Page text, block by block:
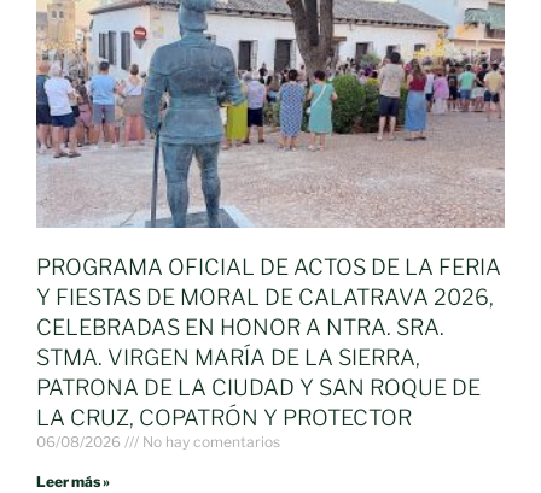
PROGRAMA OFICIAL DE ACTOS DE LA FERIA
Y FIESTAS DE MORAL DE CALATRAVA 2026,
CELEBRADAS EN HONOR A NTRA. SRA.
STMA. VIRGEN MARÍA DE LA SIERRA,
PATRONA DE LA CIUDAD Y SAN ROQUE DE
LA CRUZ, COPATRÓN Y PROTECTOR
06/08/2026 No hay comentarios
Leer más »